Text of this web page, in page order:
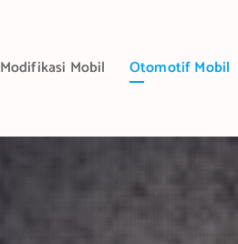
Modifikasi Mobil Otomotif Mobil